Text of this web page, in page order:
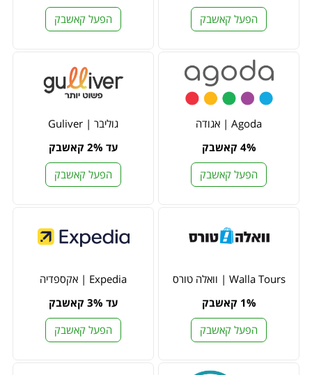
הפעל קאשבק
הפעל קאשבק
Agoda | אגודה
4% קאשבק
הפעל קאשבק
גוליבר | Guliver
עד 2% קאשבק
הפעל קאשבק
Walla Tours | וואלה טורס
1% קאשבק
הפעל קאשבק
Expedia | אקספדיה
עד 3% קאשבק
הפעל קאשבק